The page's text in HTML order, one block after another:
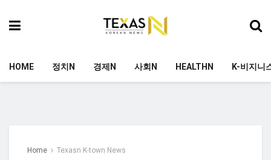
HOME 정치N 경제N 사회N HEALTHN K-비지니
Home Texasn K-town News